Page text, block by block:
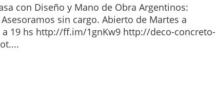
con Diseño y Mano de Obra Argentinos:
sin cargo. Abierto de Martes a
a 19 hs http://ff.im/1gnKw9 http://deco-concreto-